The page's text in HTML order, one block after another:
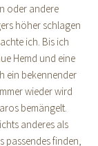
oder andere
höher schlagen
ich. Bis ich
Hemd und eine
ein bekennender
wieder wird
bemängelt.
anderes als
passendes finden,